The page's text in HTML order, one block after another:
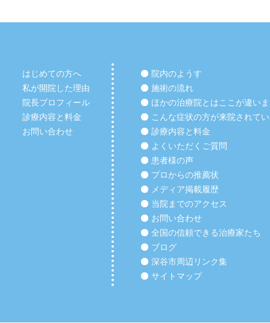
はじめての方へ
私が開院した理由
院長プロフィール
診療内容と料金
お問い合わせ
院内のようす
施術の流れ
ほかの治療院とはここが違い
こんな症状の方が来院されて
診療内容と料金
よくいただくご質問
患者様の声
プロからの推薦状
メディア掲載履歴
当院までのアクセス
お問い合わせ
全国の信頼できる治療家たち
ブログ
深谷市周辺リンク集
サイトマップ